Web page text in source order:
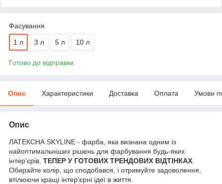
Фасування
1 л 3 л 5 л 10 л
Готово до відправки
Опис Характеристики Доставка Оплата Умови
Опис
ЛАТЕКСНА SKYLINE - фарба, яка визнана одним із
найоптимальніших рішень для фарбування будь-яких
інтер'єрів, ТЕПЕР У ГОТОВИХ ТРЕНДОВИХ ВІДТІНКАХ
Обирайте колір, що сподобався, і отримуйте задоволення,
втілюючи кращі інтер'єрні ідеї в життя.